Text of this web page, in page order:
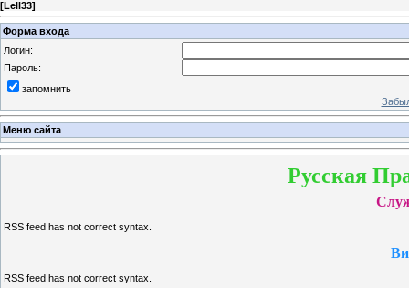
[Lell33]
Форма входа
Логин:
Пароль:
запомнить
Меню сайта
Русская
RSS feed has not correct syntax.
RSS feed has not correct syntax.